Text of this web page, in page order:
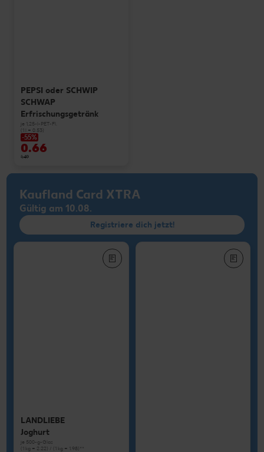
PEPSI oder SCHWIP
SCHWAP
Erfrischungsgetränk
je 1,25-l-PET-Fl.
(1 l = 0.53)
-55%
0.66
1.49
Kaufland Card XTRA
Gültig am 10.08.
Registriere dich jetzt!
LANDLIEBE
Joghurt
je 500-g-Glas
(1 kg = 2.22) / (1 kg = 1.98)**